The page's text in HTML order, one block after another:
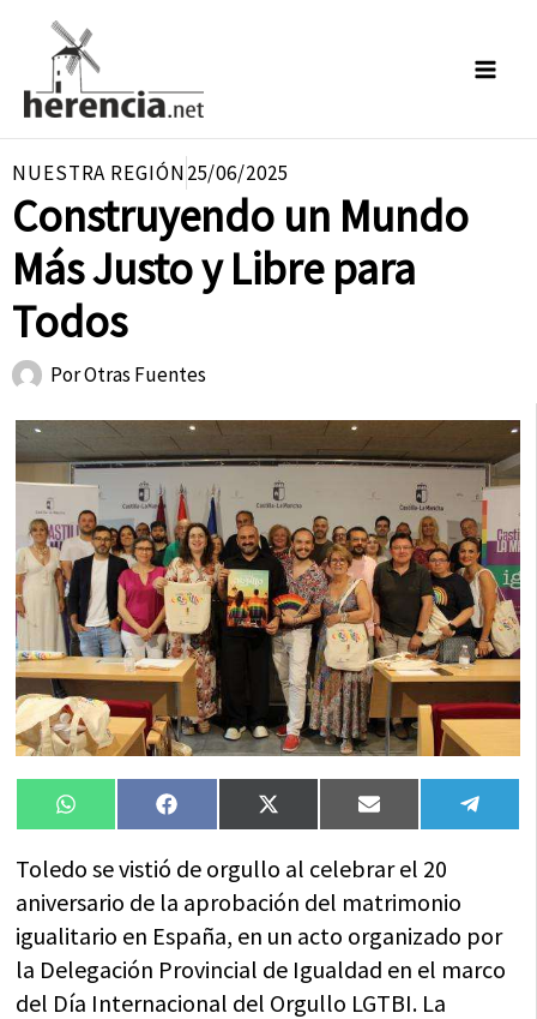
contenido
NUESTRA REGIÓN25/06/2025
Construyendo un Mundo
Más Justo y Libre para
Todos
PorOtras Fuentes
Compartir
en
WhatsAppCompartir
en
FacebookCompartir
en
X
(Twitter)
Compartir
en
Email
en
Toledo se vistió de orgullo al celebrar el 20
aniversario de la aprobación del matrimonio
igualitario en España, en un acto organizado por
la Delegación Provincial de Igualdad en el marco
del Día Internacional del Orgullo LGTBI. La